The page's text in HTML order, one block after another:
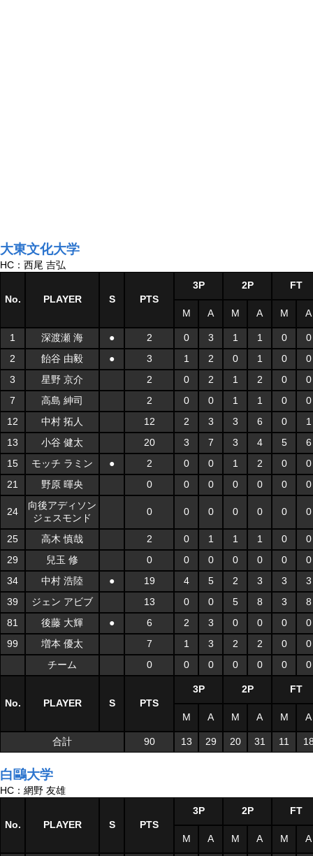
大東文化大学
HC：西尾 吉弘
No. PLAYER S PTS
3P 2P FT
M A M A M A
1 深渡瀬 海 ● 2 0 3 1 1 0
0
2
飴谷 由毅 ● 3 1 2 0 1 0
0
3
星野 京介 2 0 2 1 2 0
0
7
高島 紳司 2 0 0 1 1 0
0
12
中村 拓人 12 2 3 3 6 0
1
13
小谷 健太 20 3 7 3 4 5
6
15
モッチ ラミン ● 2 0 0 1 2 0
0
21
野原 暉央 0 0 0 0 0 0 0
24
向後アディソン
ジェスモンド
0 0 0 0 0 0 0
25 高木 慎哉 2 0 1 1 1 0
0
29
兒玉 修 0 0 0 0 0 0
0
34
中村 浩陸 ● 19 4 5 2 3 3
3
39
ジェン アビブ 13 0 0 5 8 3
8
81
後藤 大輝 ● 6 2 3 0 0 0
0
99
増本 優太 7 1 3 2 2 0
0
チーム
0 0 0 0 0 0 0
No. PLAYER S PTS
3P 2P FT
M A M A M A
合計 90 13 29 20 31 11
白鷗大学
HC：網野 友雄
No. PLAYER S PTS
3P 2P FT
M A M A M A